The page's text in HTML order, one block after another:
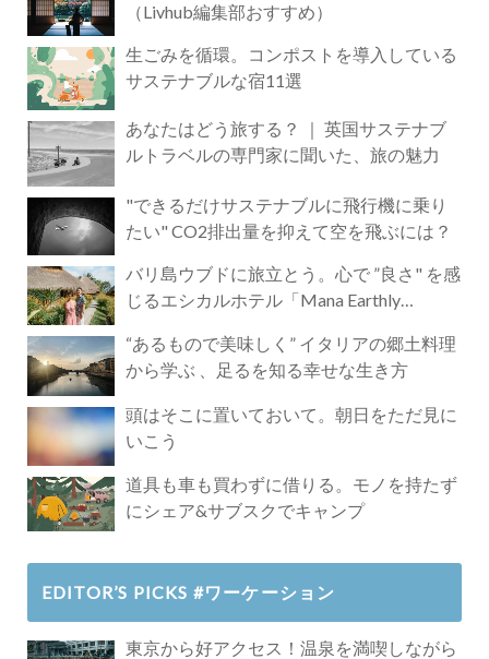
（Livhub編集部おすすめ）
生ごみを循環。コンポストを導入している
サステナブルな宿11選
あなたはどう旅する？ ｜ 英国サステナブ
ルトラベルの専門家に聞いた、旅の魅力
"できるだけサステナブルに飛行機に乗り
たい" CO2排出量を抑えて空を飛ぶには？
バリ島ウブドに旅立とう。心で ”良さ" を感
じるエシカルホテル「Mana Earthly
“あるもので美味しく” イタリアの郷土料理
から学ぶ 、足るを知る幸せな生き方
頭はそこに置いておいて。朝日をただ見に
いこう
道具も車も買わずに借りる。モノを持たず
にシェア&サブスクでキャンプ
EDITOR’S PICKS #ワーケーション
東京から好アクセス！温泉を満喫しながら